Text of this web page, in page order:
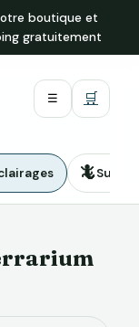
boutique et
gratuitement
☰ 🛒
🦎